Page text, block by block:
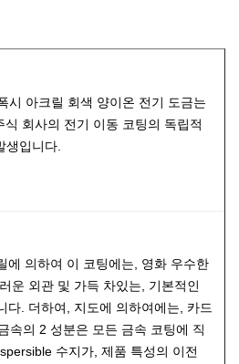
시 아크릴 회색 양이온 전기 도금는
회사의 전기 이동 코팅의 독립적
생입니다.
에 의하여 이 코팅에는, 영화 우수한
운 외관 및 가득 차있는, 기본적인
다. 더하여, 지도에 의하여에는, 카드
속의 2 성분은 모든 금속 코팅에 직
수지가, 제품 특성의 이전